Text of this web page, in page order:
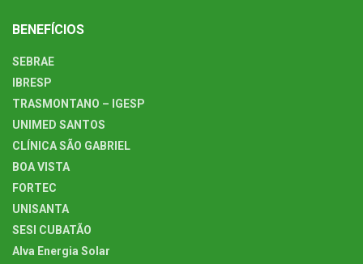
BENEFÍCIOS
SEBRAE
IBRESP
TRASMONTANO – IGESP
UNIMED SANTOS
CLÍNICA SÃO GABRIEL
BOA VISTA
FORTEC
UNISANTA
SESI CUBATÃO
Alva Energia Solar